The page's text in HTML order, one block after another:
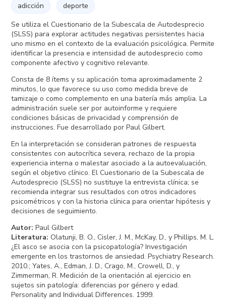
adicción
deporte
Se utiliza el Cuestionario de la Subescala de Autodesprecio
(SLSS) para explorar actitudes negativas persistentes hacia
uno mismo en el contexto de la evaluación psicológica. Permite
identificar la presencia e intensidad de autodesprecio como
componente afectivo y cognitivo relevante.
Consta de 8 ítems y su aplicación toma aproximadamente 2
minutos, lo que favorece su uso como medida breve de
tamizaje o como complemento en una batería más amplia. La
administración suele ser por autoinforme y requiere
condiciones básicas de privacidad y comprensión de
instrucciones. Fue desarrollado por Paul Gilbert.
En la interpretación se consideran patrones de respuesta
consistentes con autocrítica severa, rechazo de la propia
experiencia interna o malestar asociado a la autoevaluación,
según el objetivo clínico. El Cuestionario de la Subescala de
Autodesprecio (SLSS) no sustituye la entrevista clínica; se
recomienda integrar sus resultados con otros indicadores
psicométricos y con la historia clínica para orientar hipótesis y
decisiones de seguimiento.
Autor: Paul Gilbert
Literatura: Olatunji, B. O., Cisler, J. M., McKay, D., y Phillips, M. L.
¿El asco se asocia con la psicopatología? Investigación
emergente en los trastornos de ansiedad. Psychiatry Research.
2010.; Yates, A., Edman, J. D., Crago, M., Crowell, D., y
Zimmerman, R. Medición de la orientación al ejercicio en
sujetos sin patología: diferencias por género y edad.
Personality and Individual Differences. 1999.